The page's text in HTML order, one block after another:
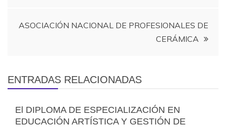
ASOCIACIÓN NACIONAL DE PROFESIONALES DE
CERÁMICA
ENTRADAS RELACIONADAS
El DIPLOMA DE ESPECIALIZACIÓN EN
EDUCACIÓN ARTÍSTICA Y GESTIÓN DE